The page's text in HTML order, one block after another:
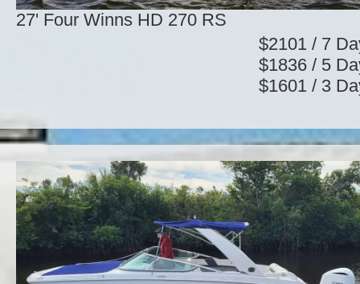
27' Four Winns HD 270 RS
$2101 / 7
$1836 / 5
$1601 / 3